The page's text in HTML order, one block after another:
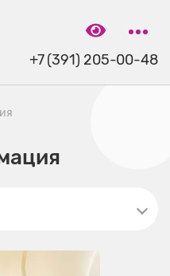
+7 (391) 205-00-48